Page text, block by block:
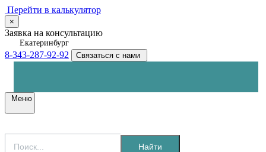
Перейти в калькулятор
×
Заявка на консультацию
Екатеринбург
8-343-287-92-92 Связаться с нами
Меню
Найти